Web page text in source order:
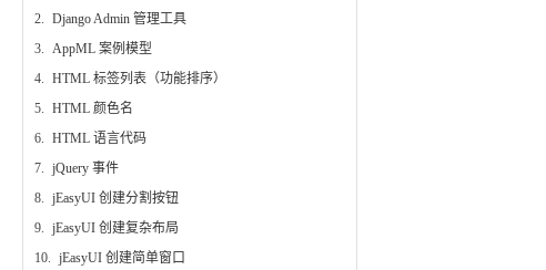
2. Django Admin 管理工具
3. AppML 案例模型
4. HTML 标签列表（功能排序）
5. HTML 颜色名
6. HTML 语言代码
7. jQuery 事件
8. jEasyUI 创建分割按钮
9. jEasyUI 创建复杂布局
10. jEasyUI 创建简单窗口